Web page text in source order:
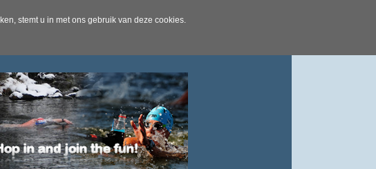
stemt u in met ons gebruik van deze cookies.